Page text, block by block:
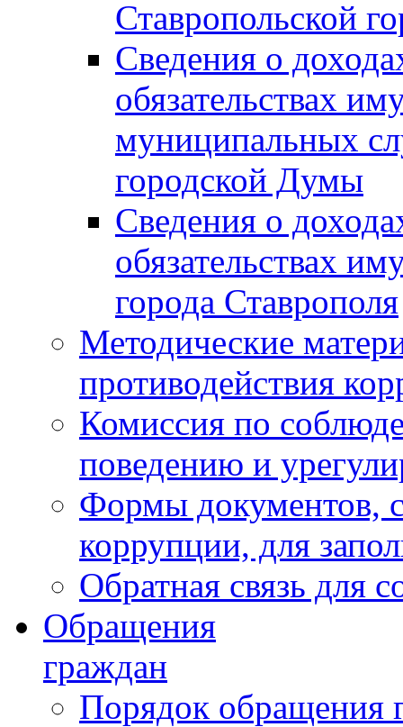
Ставропольской
Сведения о
обязательствах
муниципальных
городской Думы
Сведения о
обязательствах
города Ставрополя
Методические
противодействия
Комиссия по
поведению и
Формы документов,
коррупции, для
Обратная связь для
Обращения
граждан
Порядок обращения